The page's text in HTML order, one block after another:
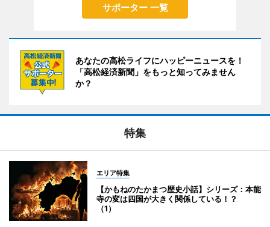
サポーター 一覧
あなたの高松ライフにハッピーニュースを！
「高松経済新聞」をもっと知ってみません
か？
特集
エリア特集
【かもねのたかまつ歴史小話】シリーズ：本能
寺の変は四国が大きく関係している！？
（1）